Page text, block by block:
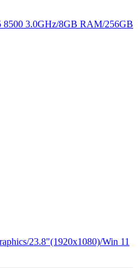
8500 3.0GHz/8GB RAM/256GB
23.8"(1920x1080)/Win 11